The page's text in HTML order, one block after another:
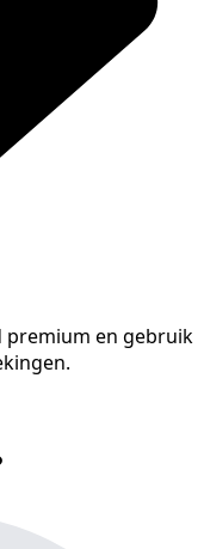
premium en gebruik